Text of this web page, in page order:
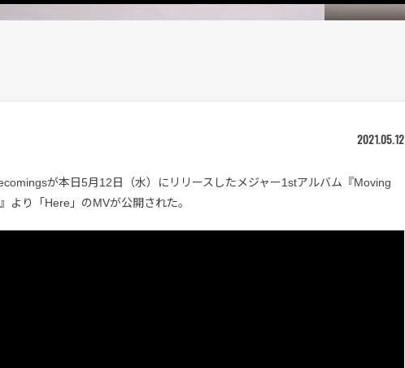
2021.05.12
が本日5月12日（水）にリリースしたメジャー1stアルバム『Moving
より「Here」のMVが公開された。